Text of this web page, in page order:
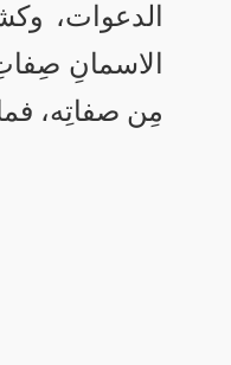
الدعوات،
الاسمانِ
مِن صفاتِه،